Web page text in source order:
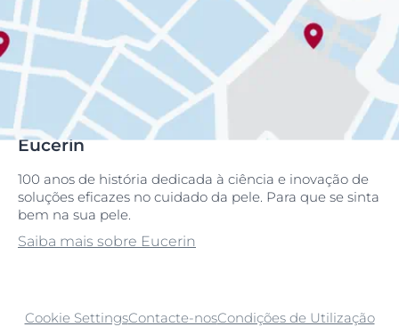
Eucerin
100 anos de história dedicada à ciência e inovação de
soluções eficazes no cuidado da pele. Para que se sinta
bem na sua pele.
Saiba mais sobre Eucerin
Cookie SettingsContacte-nosCondições de Utilização